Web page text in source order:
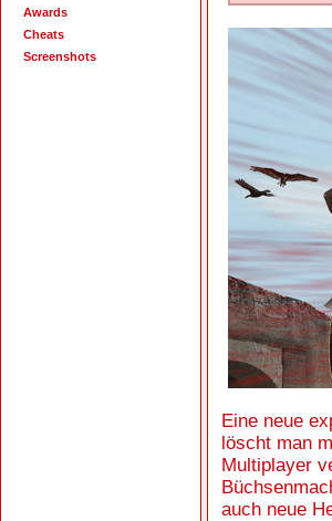
Awards
Cheats
Screenshots
Eine neue
löscht man
Multiplayer
auch neue